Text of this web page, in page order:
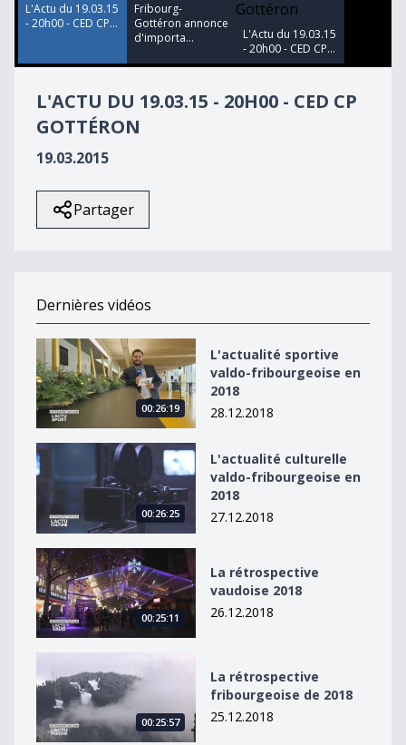
L'Actu du 19.03.15
- 20h00 - CED CP...
Fribourg-
Gottéron annonce
d'importa...
L'Actu du 19.03.15
- 20h00 - CED CP...
L'ACTU DU 19.03.15 - 20H00 - CED CP
GOTTÉRON
19.03.2015
Partager
Dernières vidéos
L&#039;actualité sportive valdo-fribourgeoise en 2018
00:26:19
L'actualité sportive
valdo-fribourgeoise en
2018
28.12.2018
L&#039;actualité culturelle valdo-fribourgeoise en
00:26:25
L'actualité culturelle
valdo-fribourgeoise en
2018
27.12.2018
La rétrospective vaudoise 2018
00:25:11
La rétrospective
vaudoise 2018
26.12.2018
00:25:57
La rétrospective
fribourgeoise de 2018
25.12.2018